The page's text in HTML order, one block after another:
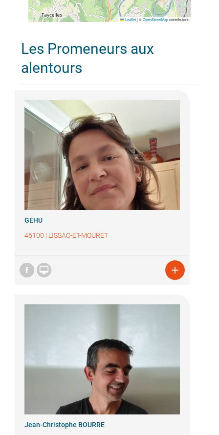
Leaflet |©OpenStreetMapcontributors
Les Promeneurs aux
alentours
GEHU
46100 | LISSAC-ET-MOURET
 
Jean-Christophe BOURRE